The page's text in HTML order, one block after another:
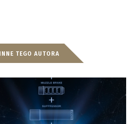
INNE TEGO AUTORA